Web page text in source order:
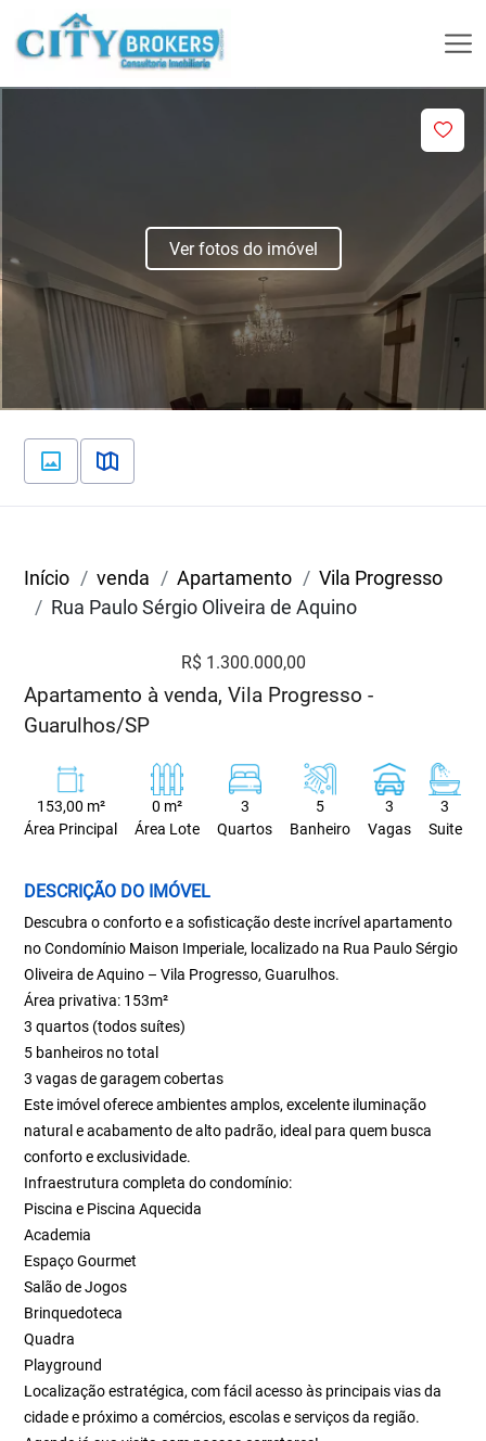
Ver fotos do imóvel
Início venda Apartamento
Vila Progresso
Rua Paulo Sérgio Oliveira de Aquino
R$ 1.300.000,00
Apartamento à venda, Vila Progresso -
Guarulhos/SP
153,00 m²
Área Principal
0 m²
Área Lote
3
Quartos
5
Banheiro
3
Vagas
3
Suite
DESCRIÇÃO DO IMÓVEL
Descubra o conforto e a sofisticação deste incrível apartamento
no Condomínio Maison Imperiale, localizado na Rua Paulo Sérgio
Oliveira de Aquino – Vila Progresso, Guarulhos.
Área privativa: 153m²
3 quartos (todos suítes)
5 banheiros no total
3 vagas de garagem cobertas
Este imóvel oferece ambientes amplos, excelente iluminação
natural e acabamento de alto padrão, ideal para quem busca
conforto e exclusividade.
Infraestrutura completa do condomínio:
Piscina e Piscina Aquecida
Academia
Espaço Gourmet
Salão de Jogos
Brinquedoteca
Quadra
Playground
Localização estratégica, com fácil acesso às principais vias da
cidade e próximo a comércios, escolas e serviços da região.